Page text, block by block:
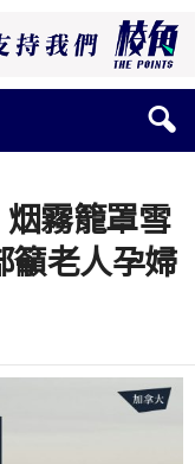
霧籠罩雪
籲老人孕婦